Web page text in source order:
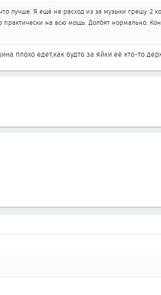
лучше. Я ещё на расход из за музыки грешу. 2
на всю мощь. Долбят нормально.
плохо едет,как будто за яйки её кто-то